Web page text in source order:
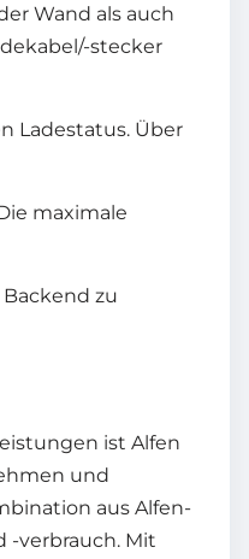
Wand als auch
stecker
Ladestatus. Über
maximale
zu
ist Alfen
und
aus Alfen-
-verbrauch. Mit